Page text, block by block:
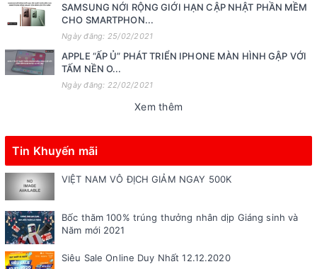
SAMSUNG NỚI RỘNG GIỚI HẠN CẬP NHẬT PHẦN MỀM
CHO SMARTPHON...
Ngày đăng: 25/02/2021
APPLE “ẤP Ủ” PHÁT TRIỂN IPHONE MÀN HÌNH GẬP VỚI
TẤM NỀN O...
Ngày đăng: 22/02/2021
Xem thêm
Tin Khuyến mãi
VIỆT NAM VÔ ĐỊCH GIẢM NGAY 500K
Bốc thăm 100% trúng thưởng nhân dịp Giáng sinh và
Năm mới 2021
Siêu Sale Online Duy Nhất 12.12.2020